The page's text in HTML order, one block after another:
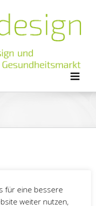
für eine bessere
weiter nutzen,